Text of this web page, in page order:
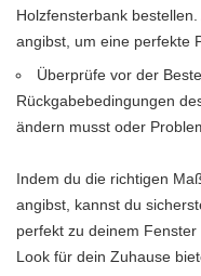
Holzfensterbank
angibst, um eine perfekte
Überprüfe vor der
Rückgabebedingungen
ändern musst oder
Indem du die richtigen
angibst, kannst du
perfekt zu deinem
Look für dein Zuhause